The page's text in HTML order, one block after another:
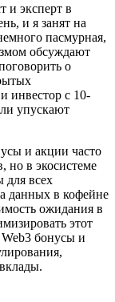
и эксперт в
и я занят на
пасмурная,
обсуждают
о
инвестор с 10-
упускают
и акции часто
но в экосистеме
для всех
данных в кофейне
ожидания в
этот
бонусы и